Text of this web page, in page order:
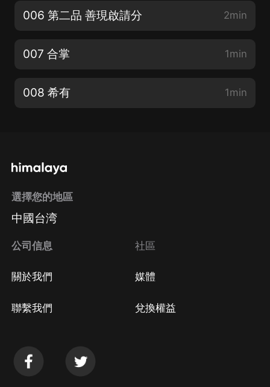
006 第二品 善現啟請分 2min
007 合掌 1min
008 希有 1min
選擇您的地區
中國台湾
公司信息
關於我們
聯繫我們
社區
媒體
兌換權益